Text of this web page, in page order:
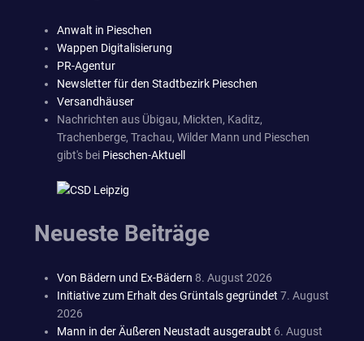
Anwalt in Pieschen
Wappen Digitalisierung
PR-Agentur
Newsletter für den Stadtbezirk Pieschen
Versandhäuser
Nachrichten aus Übigau, Mickten, Kaditz,
Trachenberge, Trachau, Wilder Mann und Pieschen
gibt's bei Pieschen-Aktuell
Neueste Beiträge
Von Bädern und Ex-Bädern 8. August 2026
Initiative zum Erhalt des Grüntals gegründet 7. August
2026
Mann in der Äußeren Neustadt ausgeraubt 6. August